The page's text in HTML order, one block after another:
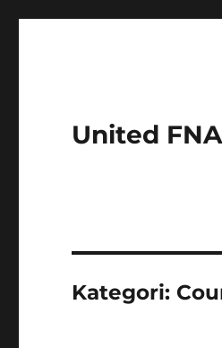
United
Kategori: